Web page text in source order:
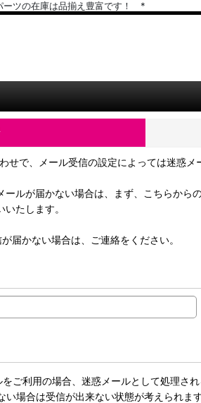
ーツの在庫は品揃え豊富です！ *
せで、メール受信の設定によっては迷惑
ルが届かない場合は、まず、こちらか
たします。
届かない場合は、ご連絡をください。
ご利用の場合、迷惑メールとして処理さ
場合は受信が出来ない状態が考えられます